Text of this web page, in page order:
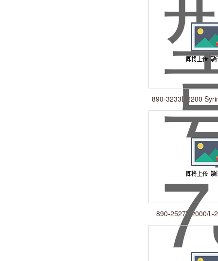
890-3233L-2200
890-2527L-2000/L-
Tungsten